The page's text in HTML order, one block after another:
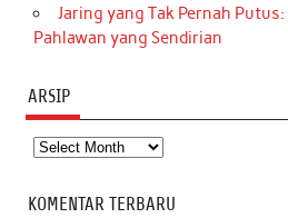
Jaring yang Tak Pernah
Pahlawan yang Sendirian
ARSIP
Arsip
KOMENTAR TERBARU